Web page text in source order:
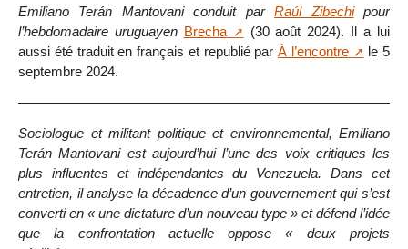
Emiliano Terán Mantovani conduit parRaúl Zibechipour
l’hebdomadaire uruguayen Brecha
(30 août 2024). Il a lui
aussi été traduit en français et republié par À l’encontre
le 5
septembre 2024.
Sociologue et militant politique et environnemental, Emiliano
Terán Mantovani est aujourd’hui l’une des voix critiques les
plus influentes et indépendantes du Venezuela. Dans cet
entretien, il analyse la décadence d’un gouvernement qui s’est
converti en « une dictature d’un nouveau type » et défend l’idée
que la confrontation actuelle oppose « deux projets